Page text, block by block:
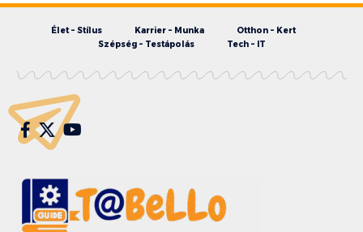
Élet – Stílus Karrier – Munka
Otthon – Kert
Szépség – Testápolás
Tech – IT